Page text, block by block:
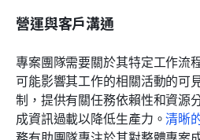
營運與客戶溝通
專案團隊需要關於其特定工作流
可能影響其工作的相關活動的可
制，提供有關任務依賴性和資源
成資訊過載以降低生產力。清晰